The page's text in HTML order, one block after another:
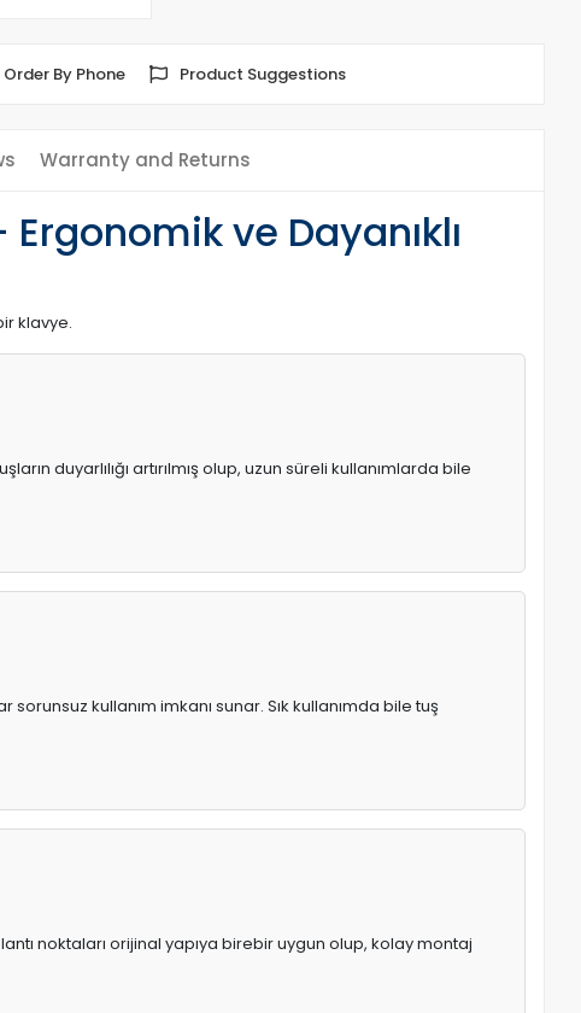
Order By Phone Product Suggestions
Warranty and Returns
ve Dayanıklı
klavye.
duyarlılığı artırılmış olup, uzun süreli kullanımlarda bile
kullanım imkanı sunar. Sık kullanımda bile tuş
noktaları orijinal yapıya birebir uygun olup, kolay montaj